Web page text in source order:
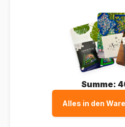
Summe:
Alles in den